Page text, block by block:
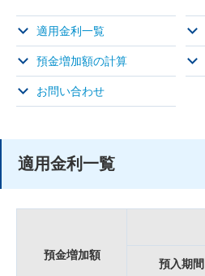
適用金利一覧
預金増加額の計算
お問い合わせ
適用金利一覧
預金増加額
預入期間